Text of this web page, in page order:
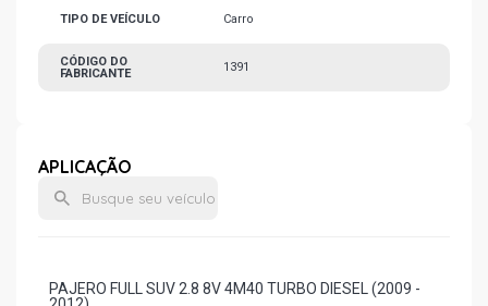
TIPO DE VEÍCULO Carro
CÓDIGO DO
FABRICANTE
1391
APLICAÇÃO
PAJERO FULL SUV 2.8 8V 4M40 TURBO DIESEL (2009 -